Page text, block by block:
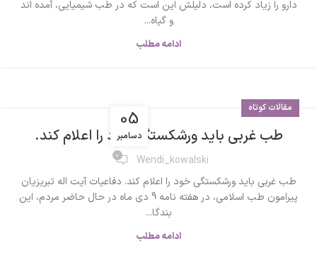
دارو را زیاد کرده است، دلیلش این است که در طب شیمیایی، آمده اند
و گیاه...
ادامه مطلب
05
دسامبر
مقالات کوتاه
طب غربی باید ورشکستگی خود را اعلام کند.
Wendi_kowalski
0
طب غربی باید ورشکستگی خود را اعلام کند. دفاعیات آیت اله تبریزیان
پیرامون طب اسلامی، در هفته نامه 9 دی ماه در حال حاضر مردم، این
بندگا...
ادامه مطلب